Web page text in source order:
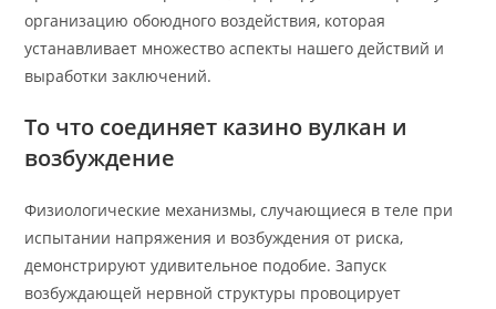
организацию обоюдного воздействия, которая
устанавливает множество аспекты нашего действий и
выработки заключений.
То что соединяет казино вулкан и
возбуждение
Физиологические механизмы, случающиеся в теле при
испытании напряжения и возбуждения от риска,
демонстрируют удивительное подобие. Запуск
возбуждающей нервной структуры провоцирует